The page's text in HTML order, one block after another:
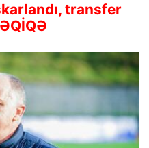
transfer